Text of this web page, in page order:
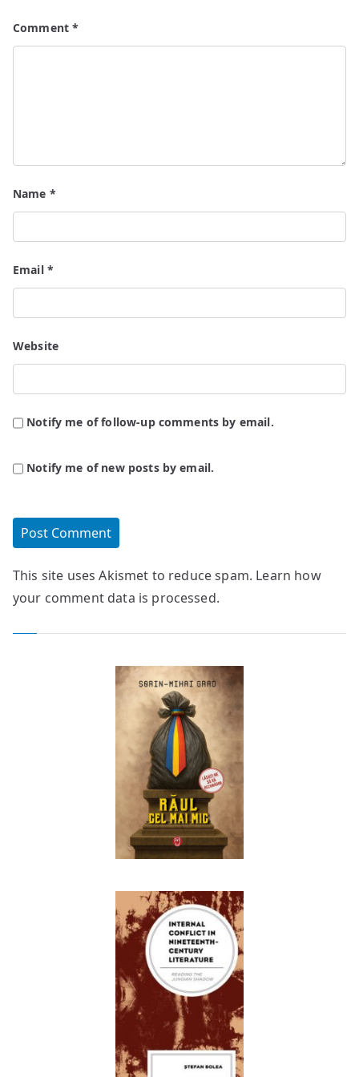
Comment*
Name *
Email *
Website
Notify me of follow-up comments by email.
Notify me of new posts by email.
This site uses Akismet to reduce spam. Learn how
your comment data is processed.